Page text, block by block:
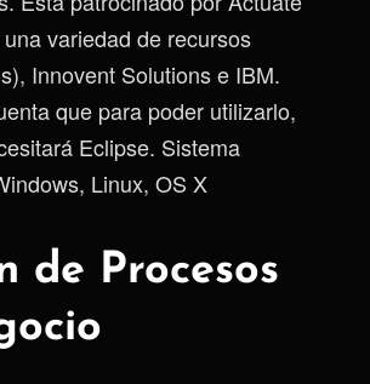
variedad de recursos
Innovent Solutions e IBM.
que para poder utilizarlo,
Eclipse. Sistema
Linux, OS X
de Procesos